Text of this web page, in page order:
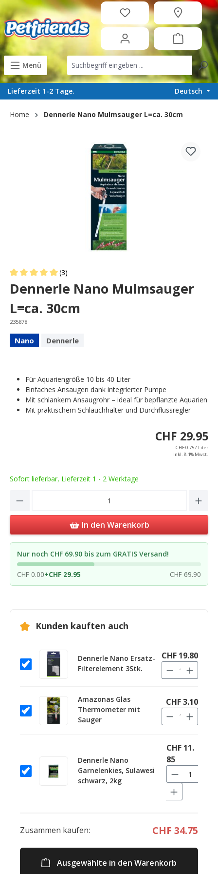
content
Menü
Lieferzeit 1-2 Tage. Deutsch
Home Dennerle Nano Mulmsauger L=ca. 30cm
Average rating of 5 out of 5 stars
(3)
Dennerle Nano Mulmsauger
L=ca. 30cm
235878
Nano Dennerle
Für Aquariengröße 10 bis 40 Liter
Einfaches Ansaugen dank integrierter Pumpe
Mit schlankem Ansaugrohr – ideal für bepflanzte Aquarien
Mit praktischem Schlauchhalter und Durchflussregler
CHF 29.95
CHF 0.75 / Liter
Inkl. 8.1% Mwst.
Sofort lieferbar, Lieferzeit 1 - 2 Werktage
Product Quantity: Enter the desired
In den Warenkorb
Nur noch CHF 69.90 bis zum GRATIS Versand!
CHF 0.00+CHF 29.95 CHF 69.90
Kunden kauften auch
Dennerle Nano Ersatz-
Filterelement 3Stk.
CHF 19.80
Amazonas Glas
Thermometer mit
Sauger
CHF 3.10
Dennerle Nano
Garnelenkies, Sulawesi
schwarz, 2kg
CHF 11.
85
Zusammen kaufen: CHF 34.75
Ausgewählte in den Warenkorb